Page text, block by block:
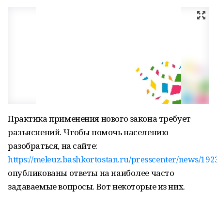
Практика применения нового закона требует
разъяснений. Чтобы помочь населению
разобраться, на сайте:
https://meleuz.bashkortostan.ru/presscenter/news/
опубликованы ответы на наиболее часто
задаваемые вопросы. Вот некоторые из них.